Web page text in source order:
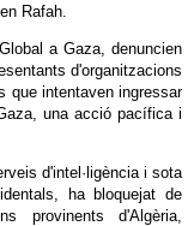
Rafah.
a Gaza, denuncien
d'organitzacions
que intentaven ingressar
una acció pacífica i
d'intel·ligència i sota
ha bloquejat de
provinents d'Algèria,